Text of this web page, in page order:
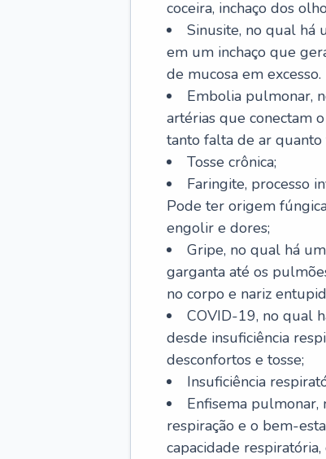
coceira, inchaço dos
Sinusite, no qual há
em um inchaço que
de mucosa em
Embolia pulmonar,
artérias que conectam
tanto falta de ar quanto
Tosse crônica;
Faringite, processo
Pode ter origem
engolir e dores;
Gripe, no qual há
garganta até os
no corpo e nariz
COVID-19, no qual
desde insuficiência
desconfortos e tosse;
Insuficiência
Enfisema
respiração e o bem-
capacidade